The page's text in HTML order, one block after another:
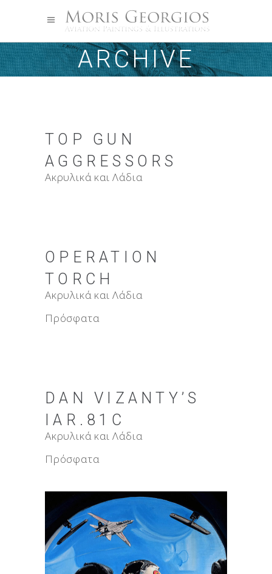
ARCHIVE
TOP GUN
AGGRESSORS
Ακρυλικά και Λάδια
OPERATION
TORCH
Ακρυλικά και Λάδια
Πρόσφατα
DAN VIZANTY’S
IAR.81C
Ακρυλικά και Λάδια
Πρόσφατα